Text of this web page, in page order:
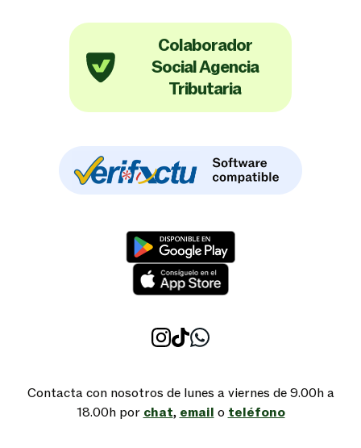
Colaborador
Social Agencia
Tributaria
Contacta con nosotros de lunes a viernes de 9.00h a
18.00h por chat, email o teléfono